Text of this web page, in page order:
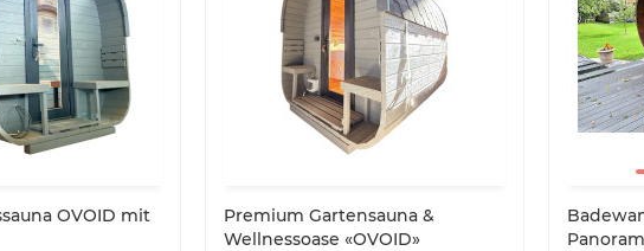
OVOID mit
Premium Gartensauna &
Wellnessoase «OVOID»